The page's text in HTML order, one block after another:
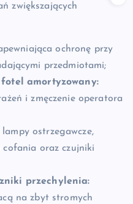
zwiększających
ochronę przy
przedmiotami;
fotel amortyzowany:
i zmęczenie operatora
lampy ostrzegawcze,
cofania oraz czujniki
przechylenia:
na zbyt stromych